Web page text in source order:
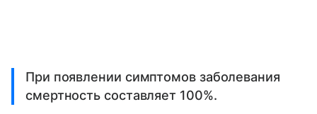
При появлении симптомов заболевания
смертность составляет 100%.